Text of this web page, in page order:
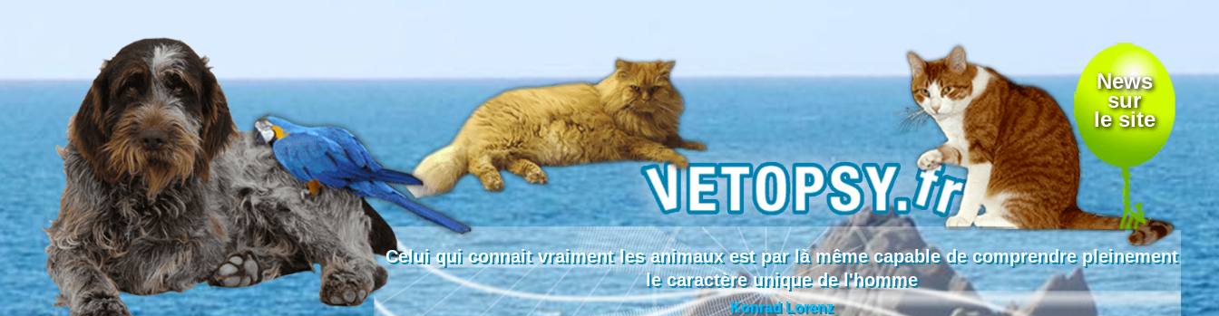
News
sur
le site
Celui qui connait vraiment les animaux est par là même capable de comprendre pleinement
le caractère unique de l'homme
Konrad Lorenz